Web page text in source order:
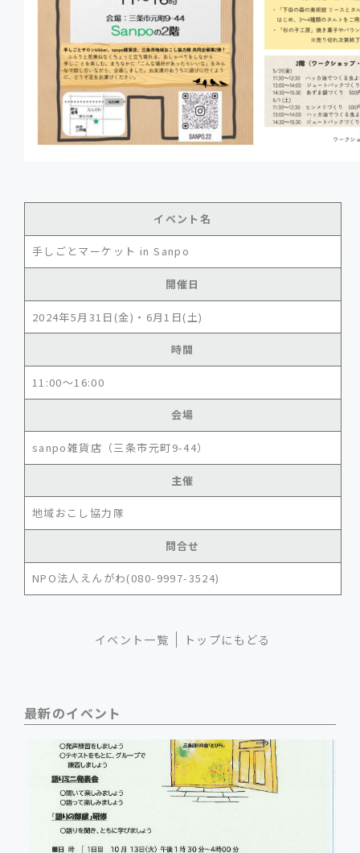
イベント名
手しごとマーケット in Sanpo
開催日
2024年5月31日(金)・6月1日(土)
時間
11:00～16:00
会場
sanpo雑貨店（三条市元町9-44）
主催
地域おこし協力隊
問合せ
NPO法人えんがわ(080-9997-3524)
イベント一覧 トップにもどる
最新のイベント